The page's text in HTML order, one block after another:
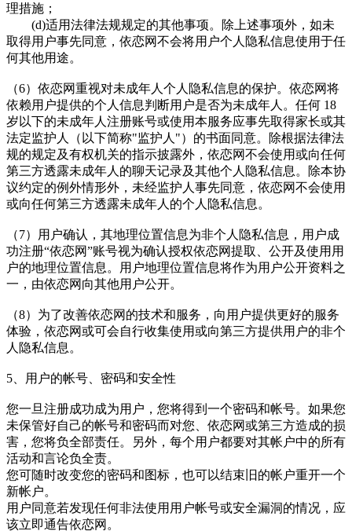
理措施；
(d)适用法律法规规定的其他事项。除上述事项外，如未
取得用户事先同意，依恋网不会将用户个人隐私信息使用于任
何其他用途。
（6）依恋网重视对未成年人个人隐私信息的保护。依恋网将
依赖用户提供的个人信息判断用户是否为未成年人。任何 18
岁以下的未成年人注册账号或使用本服务应事先取得家长或其
法定监护人（以下简称"监护人"）的书面同意。除根据法律法
规的规定及有权机关的指示披露外，依恋网不会使用或向任何
第三方透露未成年人的聊天记录及其他个人隐私信息。除本协
议约定的例外情形外，未经监护人事先同意，依恋网不会使用
或向任何第三方透露未成年人的个人隐私信息。
（7）用户确认，其地理位置信息为非个人隐私信息，用户成
功注册“依恋网”账号视为确认授权依恋网提取、公开及使用用
户的地理位置信息。用户地理位置信息将作为用户公开资料之
一，由依恋网向其他用户公开。
（8）为了改善依恋网的技术和服务，向用户提供更好的服务
体验，依恋网或可会自行收集使用或向第三方提供用户的非个
人隐私信息。
5、用户的帐号、密码和安全性
您一旦注册成功成为用户，您将得到一个密码和帐号。如果您
未保管好自己的帐号和密码而对您、依恋网或第三方造成的损
害，您将负全部责任。另外，每个用户都要对其帐户中的所有
活动和言论负全责。
您可随时改变您的密码和图标，也可以结束旧的帐户重开一个
新帐户。
用户同意若发现任何非法使用用户帐号或安全漏洞的情况，应
该立即通告依恋网。